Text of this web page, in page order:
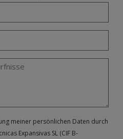
meiner persönlichen Daten durch
Expansivas SL (CIF B-